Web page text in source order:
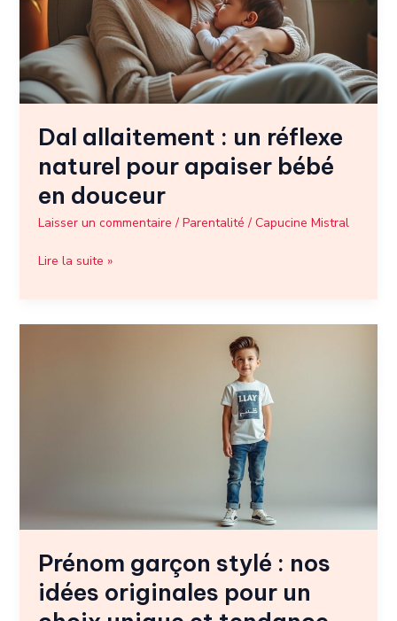
Dal allaitement : un réflexe
naturel pour apaiser bébé
en douceur
Laisser un commentaire / Parentalité / Capucine Mistral
naturel
pour
apaiser
bébé
en
Lire la suite »
Prénom garçon stylé : nos
idées originales pour un
et
tendance